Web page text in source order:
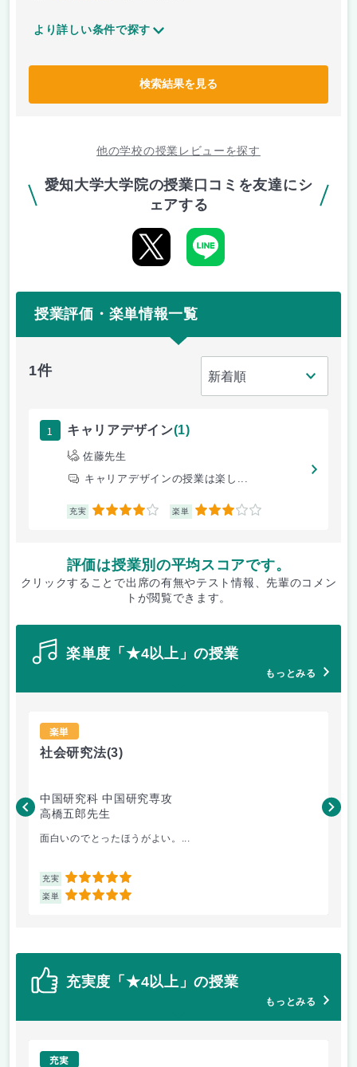
より詳しい条件で探す
検索結果を見る
他の学校の授業レビューを探す
愛知大学大学院の授業口コミを友達にシ
ェアする
授業評価・楽単情報一覧
1件
1 キャリアデザイン(1)
佐藤先生
キャリアデザインの授業は楽し...
充実 4 楽単 3
評価は授業別の平均スコアです。
クリックすることで出席の有無やテスト情報、先輩のコメン
トが閲覧できます。
楽単度「★4以上」の授業
もっとみる
楽単
社会研究法(3)
中国研究科 中国研究専攻
高橋五郎先生
面白いのでとったほうがよい。...
充実 5
楽単 5
木
充実度「★4以上」の授業
もっとみる
充実